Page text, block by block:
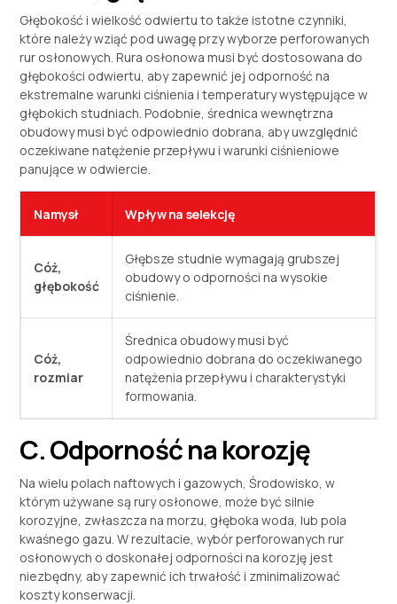
Głębokość i wielkość odwiertu to także istotne czynniki,
które należy wziąć pod uwagę przy wyborze perforowanych
rur osłonowych. Rura osłonowa musi być dostosowana do
głębokości odwiertu, aby zapewnić jej odporność na
ekstremalne warunki ciśnienia i temperatury występujące w
głębokich studniach. Podobnie, średnica wewnętrzna
obudowy musi być odpowiednio dobrana, aby uwzględnić
oczekiwane natężenie przepływu i warunki ciśnieniowe
panujące w odwiercie.
Namysł Wpływ na selekcję
Cóż,
głębokość
Głębsze studnie wymagają grubszej
obudowy o odporności na wysokie
ciśnienie.
Cóż,
rozmiar
Średnica obudowy musi być
odpowiednio dobrana do oczekiwanego
natężenia przepływu i charakterystyki
formowania.
C. Odporność na korozję
Na wielu polach naftowych i gazowych, Środowisko, w
którym używane są rury osłonowe, może być silnie
korozyjne, zwłaszcza na morzu, głęboka woda, lub pola
kwaśnego gazu. W rezultacie, wybór perforowanych rur
osłonowych o doskonałej odporności na korozję jest
niezbędny, aby zapewnić ich trwałość i zminimalizować
koszty konserwacji.